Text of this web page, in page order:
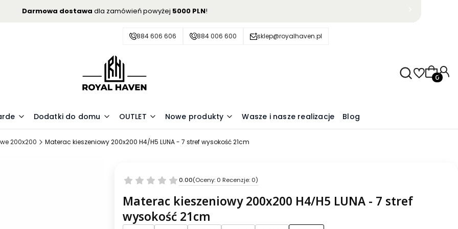
Darmowa dostawa dla zamówień powyżej 5000 PLN!
884 606 606 884 006 600 sklep@royalhaven.pl
Dodatki do domu OUTLET Nowe produkty Wasze i nasze realizacje Blog
200x200 Materac kieszeniowy 200x200 H4/H5 LUNA - 7 stref wysokość 21cm
0.00(Oceny: 0 Recenzje: 0)
Materac kieszeniowy 200x200 H4/H5 LUNA - 7 stref
wysokość 21cm